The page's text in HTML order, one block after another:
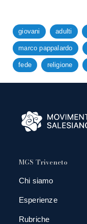
giovani adulti
marco pappalardo
fede religione
MGS Triveneto
Chi siamo
Esperienze
Rubriche